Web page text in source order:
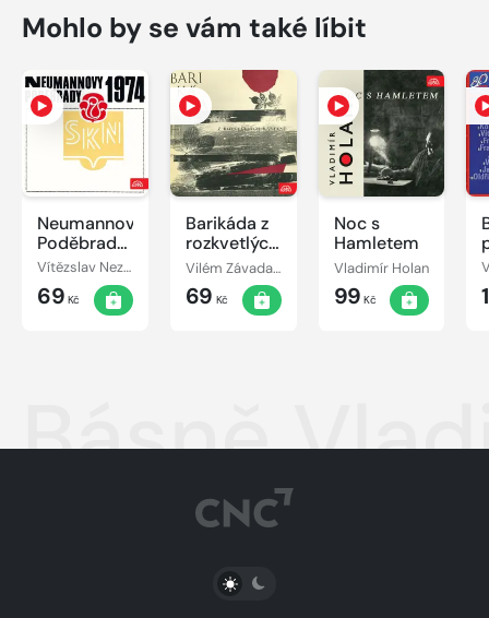
Mohlo by se vám také líbit
Neumannovy
Poděbrady
1974
Vítězslav Nezval, Ján Botto, Rudolf Čižmárik, Gustav Husák, František Branislav, Emil František Burian, Vladimír Holan, Jan Neruda, Ivan Skála, František Halas, Josef Hora, Miroslav Válek
69 Kč
Barikáda z
rozkvetlých
kaštanů
Vilém Závada, Vítězslav Nezval, František Hrubín, Marie Pujmanová, Vladimír Holan, František Buriánek, František Halas, Jan Drda, Jaroslav Seifert
69 Kč
Noc s
Hamletem
Vladimír Holan
99 Kč
Básně
PŘEPNOUT SVĚTLÝ/TMAVÝ REŽIM